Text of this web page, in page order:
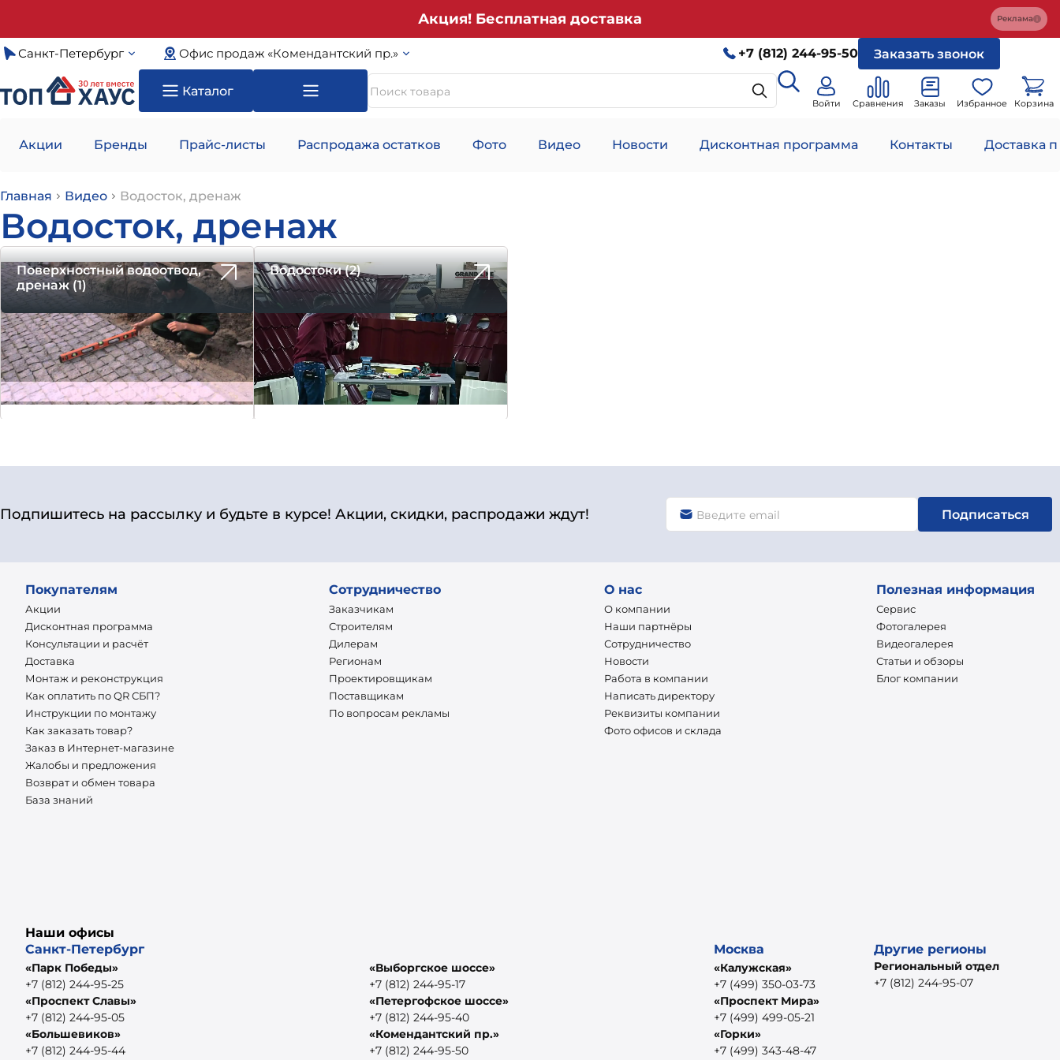
Акция! Бесплатная доставка Реклама
Санкт-Петербург Офис продаж «Комендантский пр.» +7 (812) 244-95-50 Заказать звонок
Каталог
Войти Сравнения Заказы Избранное Корзина
Акции Бренды Прайс-листы Распродажа остатков Фото Видео Новости Дисконтная программа Контакты Доставка
Главная Видео Водосток, дренаж
Водосток, дренаж
Поверхностный водоотвод,
дренаж (1)
Водостоки (2)
Подпишитесь на рассылку и будьте в курсе! Акции, скидки, распродажи ждут! Подписаться
Покупателям
Акции
Дисконтная программа
Консультации и расчёт
Доставка
Монтаж и реконструкция
Как оплатить по QR СБП?
Инструкции по монтажу
Как заказать товар?
Заказ в Интернет-магазине
Жалобы и предложения
Возврат и обмен товара
База знаний
Сотрудничество
Заказчикам
Строителям
Дилерам
Регионам
Проектировщикам
Поставщикам
По вопросам рекламы
О нас
О компании
Наши партнёры
Сотрудничество
Новости
Работа в компании
Написать директору
Реквизиты компании
Фото офисов и склада
Полезная информация
Сервис
Фотогалерея
Видеогалерея
Статьи и обзоры
Блог компании
Наши офисы
Санкт-Петербург
«Парк Победы»
+7 (812) 244-95-25
«Проспект Славы»
+7 (812) 244-95-05
«Большевиков»
+7 (812) 244-95-44
«Выборгское шоссе»
+7 (812) 244-95-17
«Петергофское шоссе»
+7 (812) 244-95-40
«Комендантский пр.»
+7 (812) 244-95-50
Москва
«Калужская»
+7 (499) 350-03-73
«Проспект Мира»
+7 (499) 499-05-21
«Горки»
+7 (499) 343-48-47
Другие регионы
Региональный отдел
+7 (812) 244-95-07